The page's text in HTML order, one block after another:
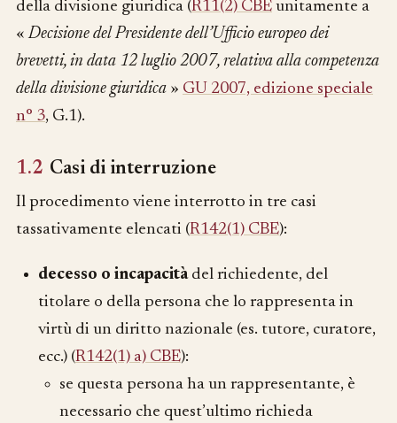
della divisione giuridica (R11(2) CBE unitamente a
«Decisione del Presidente dell’Ufficio europeo dei
brevetti, in data 12 luglio 2007, relativa alla competenza
della divisione giuridica » GU 2007, edizione speciale
n° 3, G.1).
1.2 Casi di interruzione
Il procedimento viene interrotto in tre casi
tassativamente elencati (R142(1) CBE):
decesso o incapacitàdel richiedente, del
titolare o della persona che lo rappresenta in
virtù di un diritto nazionale (es. tutore, curatore,
ecc.) (R142(1) a) CBE):
se questa persona ha un rappresentante, è
necessario che quest’ultimo richieda